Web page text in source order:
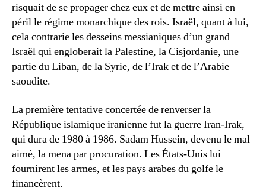
risquait de se propager chez eux et de mettre ainsi en
péril le régime monarchique des rois. Israël, quant à lui,
cela contrarie les desseins messianiques d’un grand
Israël qui engloberait la Palestine, la Cisjordanie, une
partie du Liban, de la Syrie, de l’Irak et de l’Arabie
saoudite.
La première tentative concertée de renverser la
République islamique iranienne fut la guerre Iran-Irak,
qui dura de 1980 à 1986. Sadam Hussein, devenu le mal
aimé, la mena par procuration. Les États-Unis lui
fournirent les armes, et les pays arabes du golfe le
financèrent.